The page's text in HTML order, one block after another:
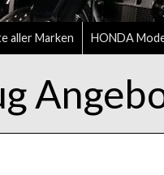
aller Marken HONDA